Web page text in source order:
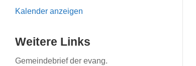
Kalender anzeigen
Weitere Links
Gemeindebrief der evang.